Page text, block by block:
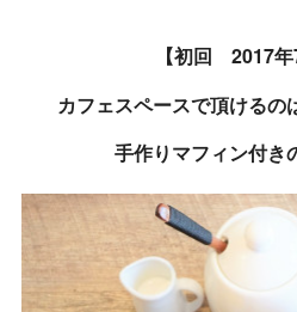
【初回 2017年
カフェスペースで頂けるの
手作りマフィン付き